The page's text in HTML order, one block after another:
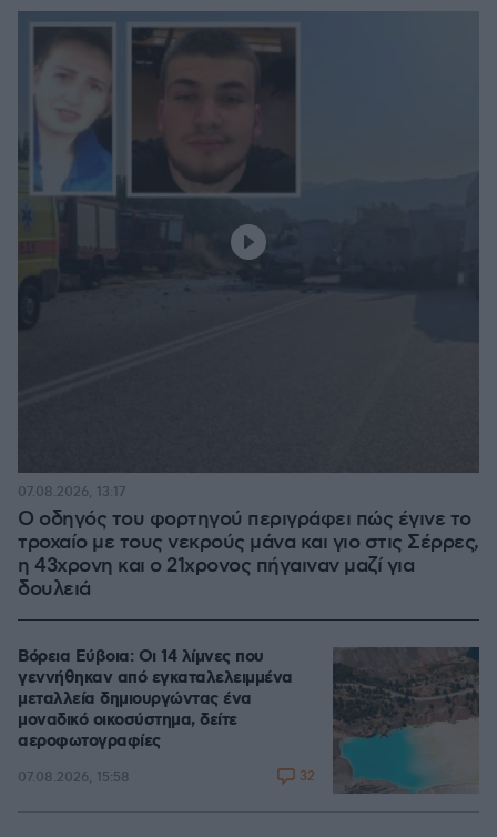
Ο οδηγός του φορτηγού περιγράφει πώς έγινε το
τροχαίο με τους νεκρούς μάνα και γιο στις Σέρρες,
η 43χρονη και ο 21χρονος πήγαιναν μαζί για
δουλειά
07.08.2026, 13:17
Βόρεια Εύβοια: Οι 14 λίμνες που
γεννήθηκαν από εγκαταλελειμμένα
μεταλλεία δημιουργώντας ένα
μοναδικό οικοσύστημα, δείτε
αεροφωτογραφίες
07.08.2026, 15:58 32